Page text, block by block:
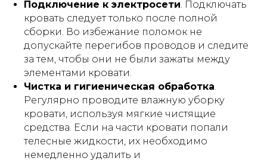
Подключение к электросети. Подключать
кровать следует только после полной
сборки. Во избежание поломок не
допускайте перегибов проводов и следите
за тем, чтобы они не были зажаты между
элементами кровати.
Чистка и гигиеническая обработка.
Регулярно проводите влажную уборку
кровати, используя мягкие чистящие
средства. Если на части кровати попали
телесные жидкости, их необходимо
немедленно удалить и
ПРОДЛЕНИЕ АРЕНДЫ
Публичная оферта
Инструкции
⏎ | Вернуться на главную